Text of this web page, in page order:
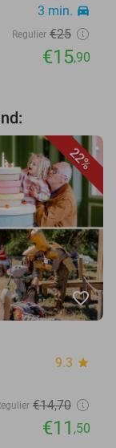
3 min. directions_car
Regulier €25
€15,90
22%
favorite_border
9.3 star
€14,70
€11 ,50